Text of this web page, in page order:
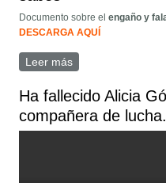
Documento sobre el engaño y
DESCARGA AQUÍ
Leer más
Ha fallecido Alicia
compañera de lucha.